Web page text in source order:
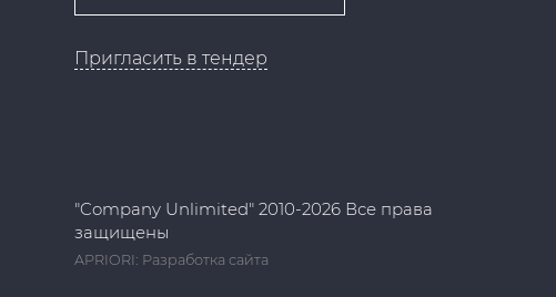
Пригласить в тендер
"Company Unlimited" 2010-2026 Все права
защищены
APRIORI: Разработка сайта